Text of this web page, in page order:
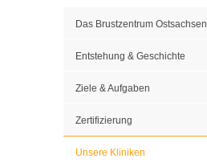
Das Brustzentrum Ostsachsen
Entstehung & Geschichte
Ziele & Aufgaben
Zertifizierung
Unsere Kliniken